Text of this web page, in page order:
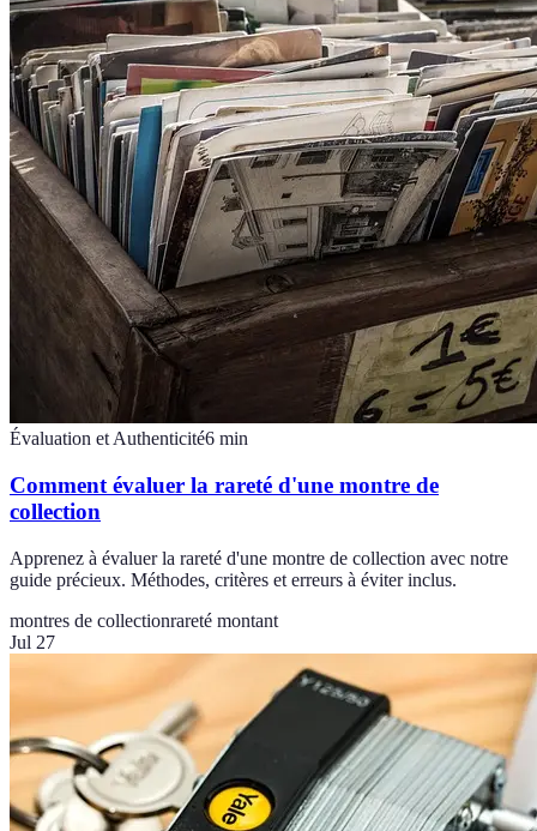
Évaluation et Authenticité6 min
Comment évaluer la rareté d'une montre de
collection
Apprenez à évaluer la rareté d'une montre de collection avec notre
guide précieux. Méthodes, critères et erreurs à éviter inclus.
montres de collectionrareté montant
Jul 27